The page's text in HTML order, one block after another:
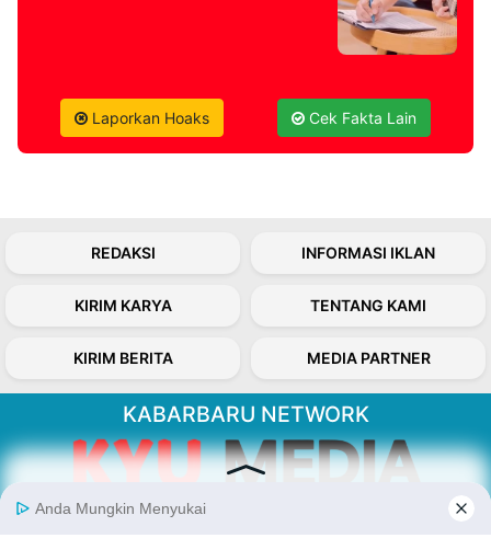
Laporkan Hoaks Cek Fakta Lain
REDAKSI INFORMASI IKLAN
KIRIM KARYA TENTANG KAMI
KIRIM BERITA MEDIA PARTNER
KABARBARU NETWORK